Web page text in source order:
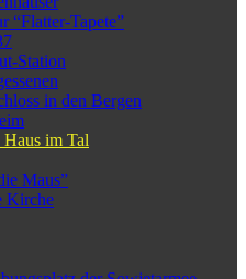
“Flatter-Tapete”
Station
in den Bergen
Haus im Tal
Maus”
Kirche